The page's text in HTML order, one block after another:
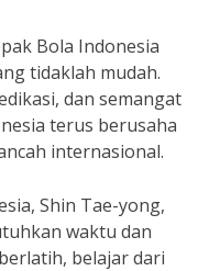
Bola Indonesia
tidaklah mudah.
dan semangat
terus berusaha
internasional.
Shin Tae-yong,
waktu dan
belajar dari